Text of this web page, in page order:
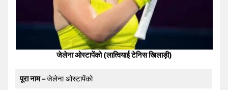
जेलेना ओस्टापेंको (लात्वियाई टेनिस खिलाड़ी)
पूरा नाम –जेलेना ओस्टापेंको